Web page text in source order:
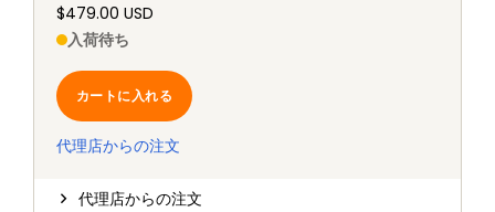
$479.00 USD
入荷待ち
カートに入れる
代理店からの注文
代理店からの注文